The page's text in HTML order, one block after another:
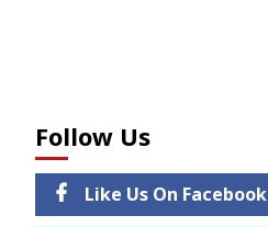
Follow Us
Like Us On Facebook